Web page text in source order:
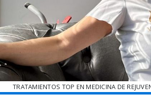
TRATAMIENTOS TOP EN MEDICINA DE